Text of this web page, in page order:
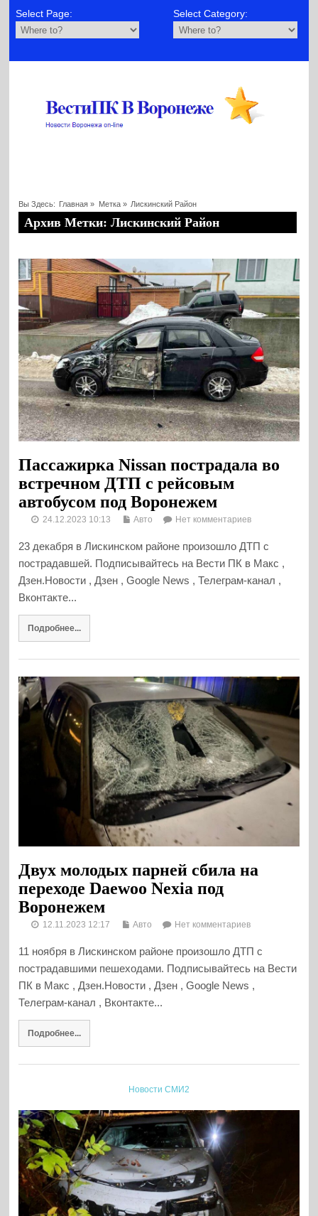
Select Page: Select Category:
Вы Здесь: Главная » Метка » Лискинский Район
Архив Метки: Лискинский Район
Пассажирка Nissan пострадала во
встречном ДТП с рейсовым
автобусом под Воронежем
24.12.2023 10:13 Авто Нет комментариев
23 декабря в Лискинском районе произошло ДТП с
пострадавшей. Подписывайтесь на Вести ПК в Макс ,
Дзен.Новости , Дзен , Google News , Телеграм-канал ,
Вконтакте...
Подробнее...
Двух молодых парней сбила на
переходе Daewoo Nexia под
Воронежем
12.11.2023 12:17 Авто Нет комментариев
11 ноября в Лискинском районе произошло ДТП с
пострадавшими пешеходами. Подписывайтесь на Вести
ПК в Макс , Дзен.Новости , Дзен , Google News ,
Телеграм-канал , Вконтакте...
Подробнее...
Новости СМИ2